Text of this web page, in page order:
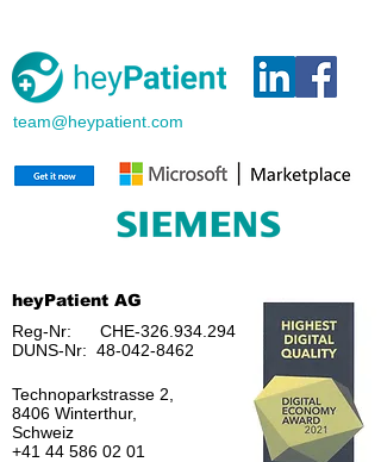
team@heypatient.com
heyPatient AG
Reg-Nr: CHE-326.934.294
DUNS-Nr: 48-042-8462
Technoparkstrasse 2,
8406 Winterthur,
Schweiz
+41 44 586 02 01